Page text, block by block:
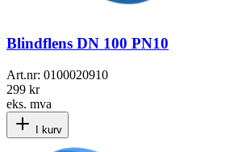
Blindflens DN 100 PN10
Art.nr: 0100020910
299 kr
eks. mva
I kurv